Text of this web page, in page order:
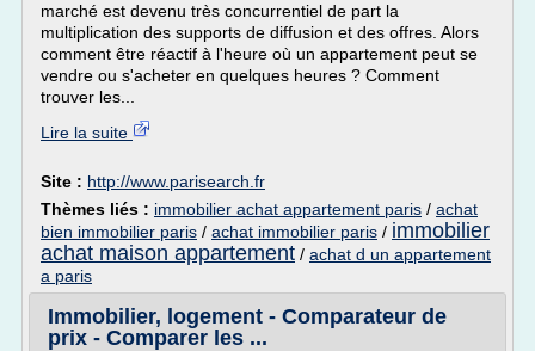
marché est devenu très concurrentiel de part la
multiplication des supports de diffusion et des offres. Alors
comment être réactif à l'heure où un appartement peut se
vendre ou s'acheter en quelques heures ? Comment
trouver les...
Lire la suite
Site : http://www.parisearch.fr
Thèmes liés : immobilier achat appartement paris / achat
bien immobilier paris / achat immobilier paris / immobilier
achat maison appartement / achat d un appartement
a paris
Immobilier, logement - Comparateur de
prix - Comparer les ...